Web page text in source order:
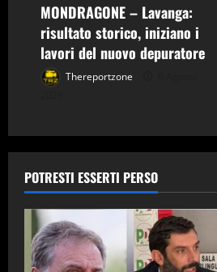
MONDRAGONE – Lavanga:
risultato storico, iniziano i
lavori del nuovo depuratore
Thereportzone
POTRESTI ESSERTI PERSO